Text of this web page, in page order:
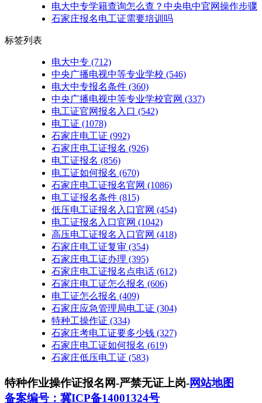
电大中专学籍查询怎么查？中央电中官网操作步骤
石家庄报名电工证需要培训吗
标签列表
电大中专 (712)
中央广播电视中等专业学校 (546)
电大中专报名条件 (360)
中央广播电视中等专业学校官网 (337)
电工证官网报名入口 (542)
电工证 (1078)
石家庄电工证 (992)
石家庄电工证报名 (926)
电工证报名 (856)
电工证如何报名 (670)
石家庄电工证报名官网 (1086)
电工证报名条件 (815)
低压电工证报名入口官网 (454)
电工证报名入口官网 (1042)
高压电工证报名入口官网 (418)
石家庄电工证复审 (354)
石家庄电工证办理 (395)
石家庄电工证报名点电话 (612)
石家庄电工证怎么报名 (606)
电工证怎么报名 (409)
石家庄应急管理局电工证 (304)
特种工操作证 (334)
石家庄考电工证要多少钱 (327)
石家庄电工证如何报名 (619)
石家庄低压电工证 (583)
特种作业操作证报名网-严禁无证上岗-网站地图
备案编号：冀ICP备14001324号